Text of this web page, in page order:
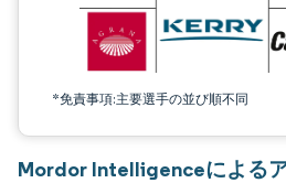
*免責事項:主要選手の並び順不同
Mordor Intelligenceによる